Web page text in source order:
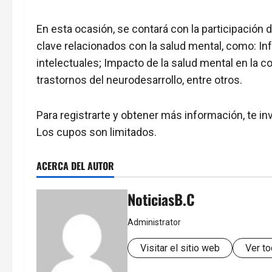
En esta ocasión, se contará con la
clave relacionados con la salud mental, como:
intelectuales; Impacto de la salud mental en la
trastornos del neurodesarrollo, entre otros.
Para registrarte y obtener más información, te
Los cupos son limitados.
ACERCA DEL AUTOR
NoticiasB.C
Administrator
Visitar el sitio web Ver